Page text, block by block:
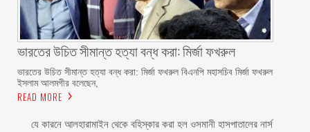
ভারতের উচিত সীমান্ত হত্যা বন্ধ করা: মির্জা ফখরুল
ভারতের উচিত সীমান্ত হত্যা বন্ধ করা: মির্জা ফখরুল বিএনপি মহাসচিব মির্জা ফখরুল
ইসলাম আলমগীর বলেছেন,
READ MORE
যে কারনে আলহারামাইন থেকে বহিস্কার করা হল ওসমানী হাসপাতালের নার্স